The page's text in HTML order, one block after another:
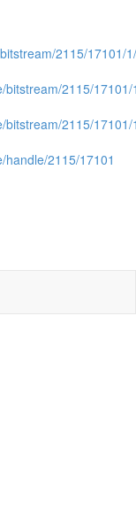
2115/17101/
2115/
2115/
2115/17101